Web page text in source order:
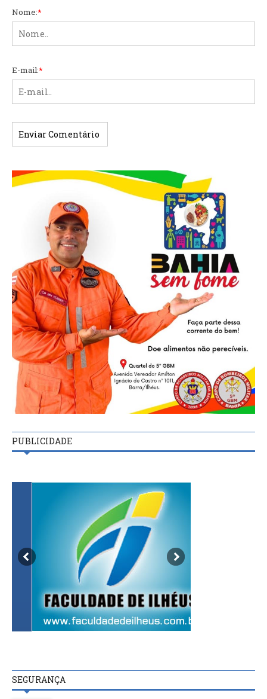
Nome:*
E-mail:*
PUBLICIDADE
SEGURANÇA